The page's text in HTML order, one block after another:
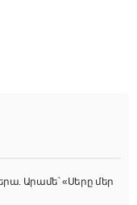
Արամե՝ «Սերը մեր